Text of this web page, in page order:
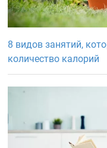
8 видов занятий,
количество калорий